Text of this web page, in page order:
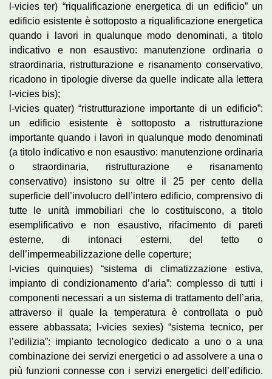
l-vicies ter) “riqualificazione energetica di un edificio” un
edificio esistente è sottoposto a riqualificazione energetica
quando i lavori in qualunque modo denominati, a titolo
indicativo e non esaustivo: manutenzione ordinaria o
straordinaria, ristrutturazione e risanamento conservativo,
ricadono in tipologie diverse da quelle indicate alla lettera
l-vicies bis);
l-vicies quater) “ristrutturazione importante di un edificio”:
un edificio esistente è sottoposto a ristrutturazione
importante quando i lavori in qualunque modo denominati
(a titolo indicativo e non esaustivo: manutenzione ordinaria
o straordinaria, ristrutturazione e risanamento
conservativo) insistono su oltre il 25 per cento della
superficie dell’involucro dell’intero edificio, comprensivo di
tutte le unità immobiliari che lo costituiscono, a titolo
esemplificativo e non esaustivo, rifacimento di pareti
esterne, di intonaci esterni, del tetto o
dell’impermeabilizzazione delle coperture;
l-vicies quinquies) “sistema di climatizzazione estiva,
impianto di condizionamento d’aria”: complesso di tutti i
componenti necessari a un sistema di trattamento dell’aria,
attraverso il quale la temperatura è controllata o può
essere abbassata; l-vicies sexies) “sistema tecnico, per
l’edilizia”: impianto tecnologico dedicato a uno o a una
combinazione dei servizi energetici o ad assolvere a una o
più funzioni connesse con i servizi energetici dell’edificio.